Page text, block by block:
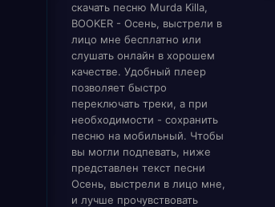
скачать песню Murda Killa,
BOOKER - Осень, выстрели в
лицо мне бесплатно или
слушать онлайн в хорошем
качестве. Удобный плеер
позволяет быстро
переключать треки, а при
необходимости - сохранить
песню на мобильный. Чтобы
вы могли подпевать, ниже
представлен текст песни
Осень, выстрели в лицо мне,
и лучше прочувствовать